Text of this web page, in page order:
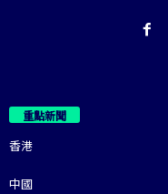
重點新聞
香港
中國